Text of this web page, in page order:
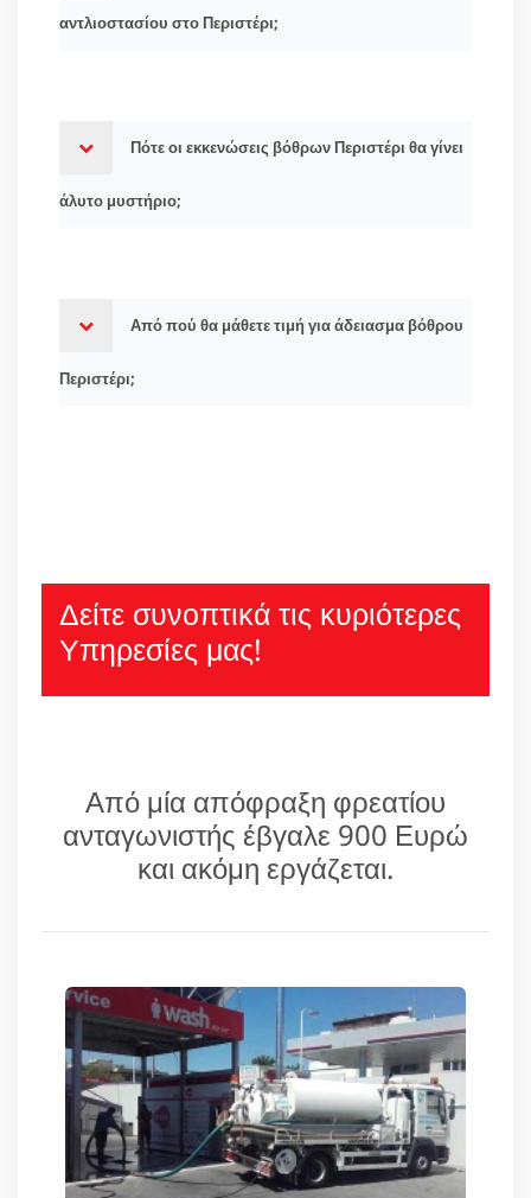
αντλιοστασίου στο Περιστέρι;
Πότε οι εκκενώσεις βόθρων Περιστέρι θα γίνει
άλυτο μυστήριο;
Από πού θα μάθετε τιμή για άδειασμα βόθρου
Περιστέρι;
Δείτε συνοπτικά τις κυριότερες
Υπηρεσίες μας!
Από μία απόφραξη φρεατίου
ανταγωνιστής έβγαλε 900 Ευρώ
και ακόμη εργάζεται.